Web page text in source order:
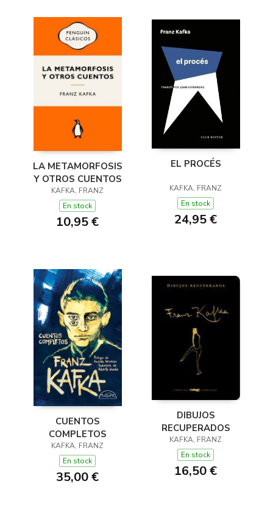
LA METAMORFOSIS
Y OTROS CUENTOS
KAFKA, FRANZ
En stock
10,95 €
EL PROCÉS
KAFKA, FRANZ
En stock
24,95 €
CUENTOS
COMPLETOS
KAFKA, FRANZ
En stock
35,00 €
DIBUJOS
RECUPERADOS
KAFKA, FRANZ
En stock
16,50 €